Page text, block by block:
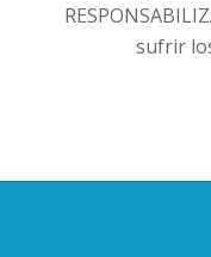
sufrir